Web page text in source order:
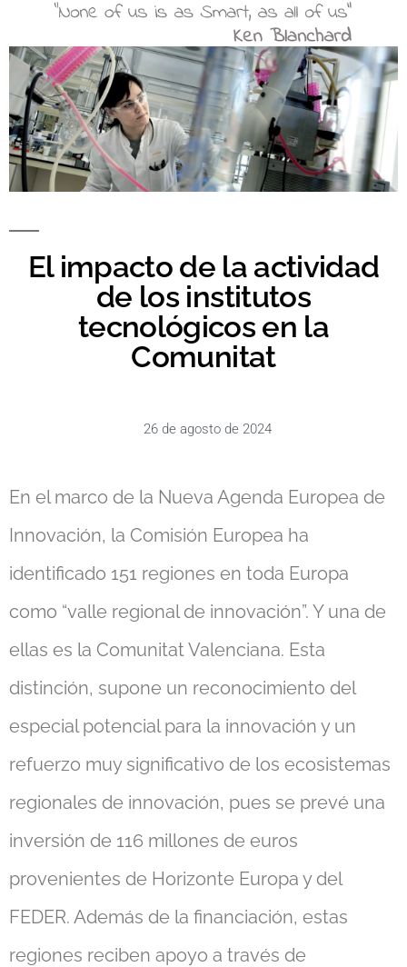
El impacto de la actividad
de los institutos
tecnológicos en la
Comunitat
26 de agosto de 2024
En el marco de la Nueva Agenda Europea de
Innovación, la Comisión Europea ha
identificado 151 regiones en toda Europa
como “valle regional de innovación”. Y una de
ellas es la Comunitat Valenciana. Esta
distinción, supone un reconocimiento del
especial potencial para la innovación y un
refuerzo muy significativo de los ecosistemas
regionales de innovación, pues se prevé una
inversión de 116 millones de euros
provenientes de Horizonte Europa y del
FEDER. Además de la financiación, estas
regiones reciben apoyo a través de